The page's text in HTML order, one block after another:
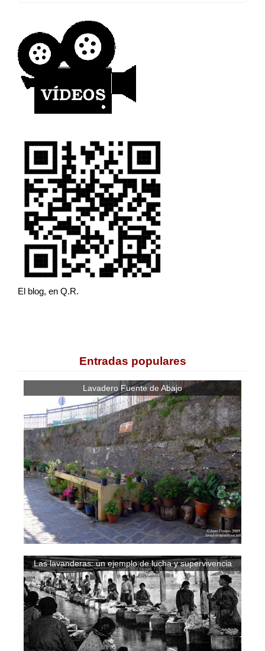
El blog, en Q.R.
Entradas populares
Lavadero Fuente de Abajo
Las lavanderas: un ejemplo de lucha y supervivencia